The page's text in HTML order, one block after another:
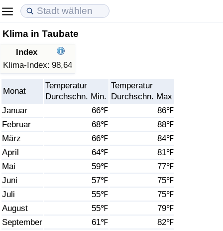
Klima in Taubate
Index
Klima-Index: 98,64
Monat
Temperatur
Durchschn. Min.
Temperatur
Durchschn. Max
Januar
66℉
86℉
Februar
68℉
88℉
März
66℉
84℉
April
64℉
81℉
Mai
59℉
77℉
Juni
57℉
75℉
Juli
55℉
75℉
August
55℉
79℉
September
61℉
82℉
Lebenshaltungskosten
Lebenshaltungskosten-Index (aktuell)
Lebenshaltungskosten-Index
Lebenshaltungskosten-Index nach Land
in Akaba
Immobilienpreise
Immobilienpreis-Index (aktuell)
Immobilienpreis-Index
Immobilienpreis-Index nach Land
Lebensqualität
Lebensqualität-Index
Lebensqualität-Index (aktuell)
Lebensqualitätsindex nach Land
Kriminalität
Kriminalitäts-Index (aktuell)
Kriminalitäts-Index
Kriminalitätsindex nach Land